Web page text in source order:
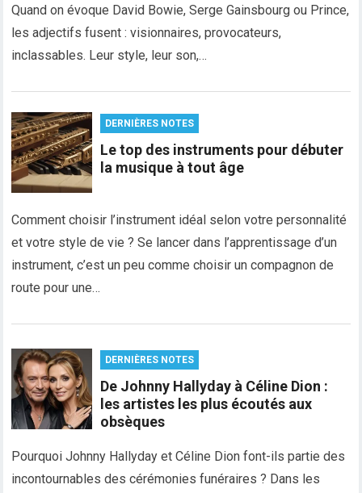
Quand on évoque David Bowie, Serge Gainsbourg ou Prince,
les adjectifs fusent : visionnaires, provocateurs,
inclassables. Leur style, leur son,…
DERNIÈRES NOTES
Le top des instruments pour débuter
la musique à tout âge
Comment choisir l’instrument idéal selon votre personnalité
et votre style de vie ? Se lancer dans l’apprentissage d’un
instrument, c’est un peu comme choisir un compagnon de
route pour une…
DERNIÈRES NOTES
De Johnny Hallyday à Céline Dion :
les artistes les plus écoutés aux
obsèques
Pourquoi Johnny Hallyday et Céline Dion font-ils partie des
incontournables des cérémonies funéraires ? Dans les